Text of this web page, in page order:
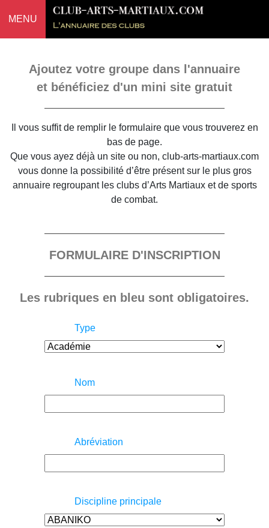
MENU
Ajoutez votre groupe dans l'annuaire
et bénéficiez d'un mini site gratuit
Il vous suffit de remplir le formulaire que vous trouverez en
bas de page.
Que vous ayez déjà un site ou non, club-arts-martiaux.com
vous donne la possibilité d’être présent sur le plus gros
annuaire regroupant les clubs d’Arts Martiaux et de sports
de combat.
FORMULAIRE D'INSCRIPTION
Les rubriques en bleu sont obligatoires.
Type
Nom
Abréviation
Discipline principale